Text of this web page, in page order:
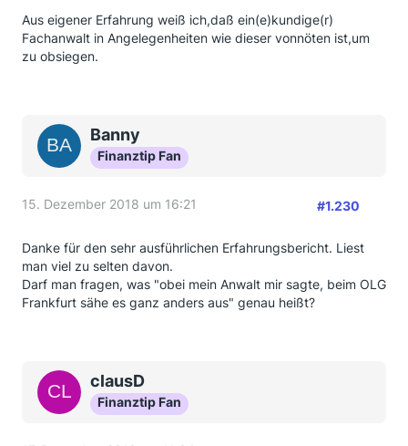
Aus eigener Erfahrung weiß ich,daß ein(e)kundige(r)
Fachanwalt in Angelegenheiten wie dieser vonnöten ist,um
zu obsiegen.
Banny
Finanztip Fan
15. Dezember 2018 um 16:21 #1.230
Danke für den sehr ausführlichen Erfahrungsbericht. Liest
man viel zu selten davon.
Darf man fragen, was "obei mein Anwalt mir sagte, beim OLG
Frankfurt sähe es ganz anders aus" genau heißt?
clausD
Finanztip Fan